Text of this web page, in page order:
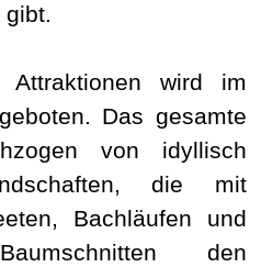
wird im
Das gesamte
von idyllisch
die mit
Bachläufen und
den